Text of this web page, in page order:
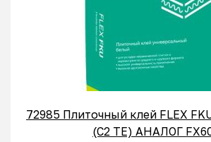
72985 Плиточный клей FLEX
(С2 ТЕ) АНАЛОГ